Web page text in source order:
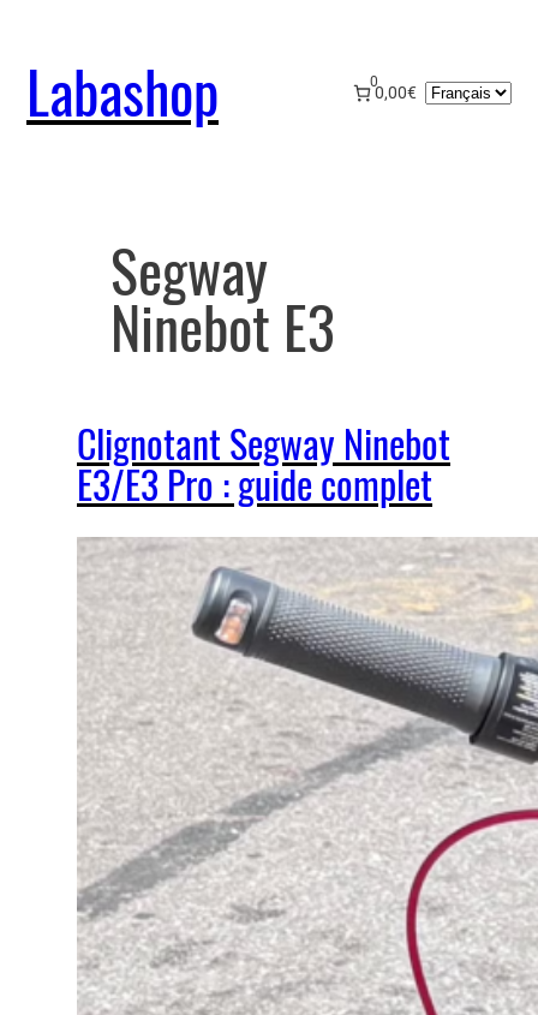
contenu
Labashop 0
0,00€
Choisir
Segway
Ninebot E3
Clignotant Segway Ninebot
E3/E3 Pro : guide complet